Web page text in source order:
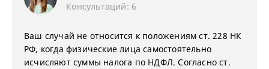
Консультаций: 6
Ваш случай не относится к положениям ст. 228 НК
РФ, когда физические лица самостоятельно
исчисляют суммы налога по НДФЛ. Согласно ст.